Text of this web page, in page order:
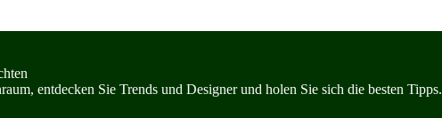
entdecken Sie Trends und Designer und holen Sie sich die besten Tipps.